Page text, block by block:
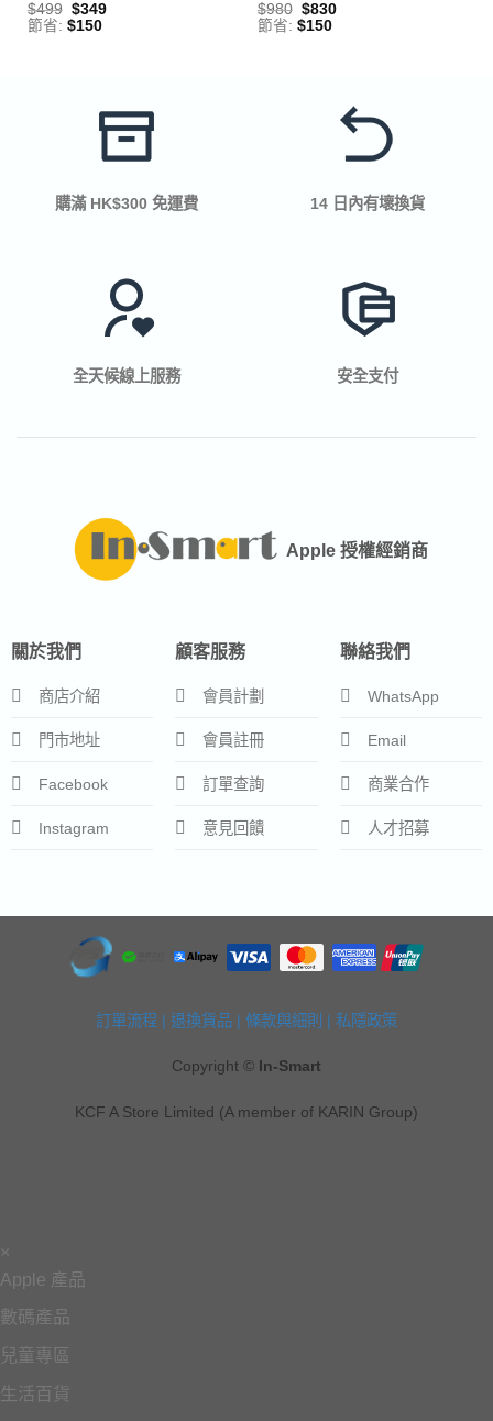
$499 $349
節省: $150
$980 $830
節省: $150
購滿 HK$300 免運費 14 日內有壞換貨
全天候線上服務 安全支付
Apple 授權經銷商
關於我們
商店介紹
門市地址
Facebook
Instagram
顧客服務
會員計劃
會員註冊
訂單查詢
意見回饋
聯絡我們
WhatsApp
Email
商業合作
人才招募
訂單流程 | 退換貨品 | 條款與細則 | 私隱政策
Copyright © In-Smart
KCF A Store Limited (A member of KARIN Group)
×
Apple 產品
數碼產品
兒童專區
生活百貨